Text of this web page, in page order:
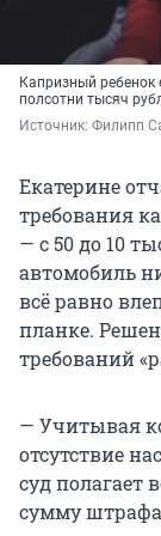
Капризный ребенок
полсотни тысяч
Источник: Филипп
Екатерине
требования
— с 50 до 10
автомобиль
всё равно
планке.
требований
— Учитывая
отсутствие
суд
сумму